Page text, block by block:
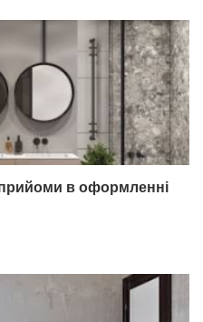
прийоми в оформленні